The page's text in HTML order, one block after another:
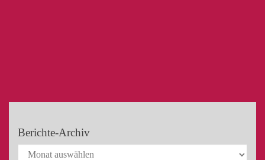
Berichte-Archiv